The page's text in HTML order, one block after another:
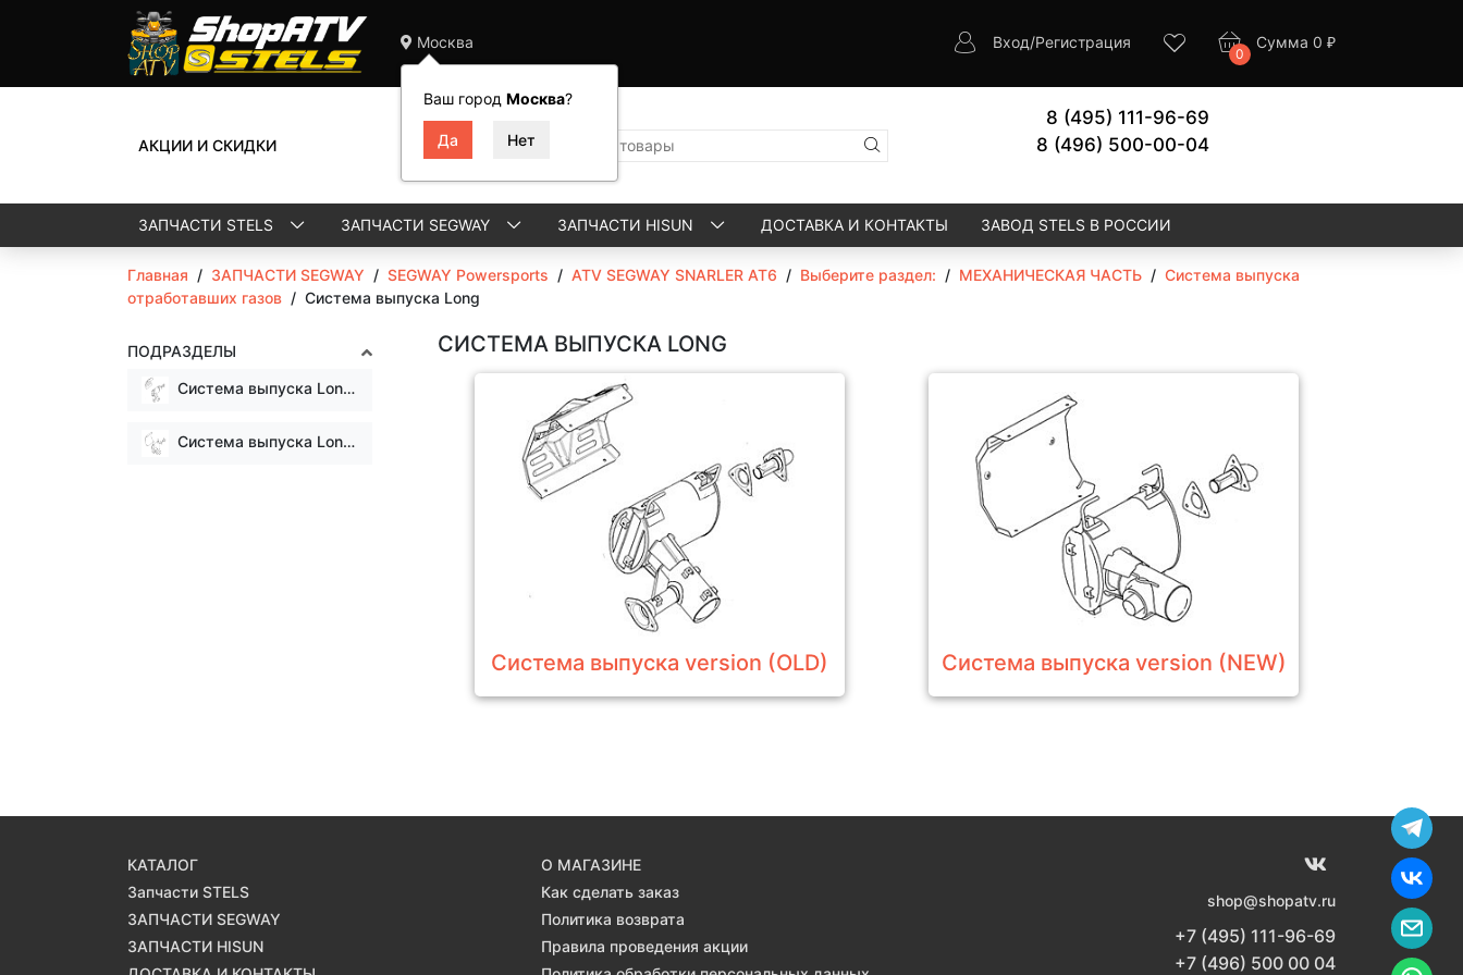
Москва
Ваш город Москва?
Вход/Регистрация
0
Сумма 0 ₽
АКЦИИ И СКИДКИ
8 (495) 111-96-69
8 (496) 500-00-04
ЗАПЧАСТИ STELS ЗАПЧАСТИ SEGWAY ЗАПЧАСТИ HISUN ДОСТАВКА И КОНТАКТЫ ЗАВОД STELS В РОССИИ
Главная / ЗАПЧАСТИ SEGWAY / SEGWAY Powersports / ATV SEGWAY SNARLER AT6 / Выберите раздел: / МЕХАНИЧЕСКАЯ ЧАСТЬ / Система выпуска
отработавших газов / Система выпуска Long
ПОДРАЗДЕЛЫ
Система выпуска Long version (OLD) уст. до 25.05.2022г.
Система выпуска Long version (NEW) уст. с 25.05.2022г.
СИСТЕМА ВЫПУСКА LONG
Система выпуска version (OLD) Система выпуска version (NEW)
КАТАЛОГ
Запчасти STELS
ЗАПЧАСТИ SEGWAY
ЗАПЧАСТИ HISUN
О МАГАЗИНЕ
Как сделать заказ
Политика возврата
Правила проведения акции
shop@shopatv.ru
+7 (495) 111-96-69
+7 (496) 500 00 04